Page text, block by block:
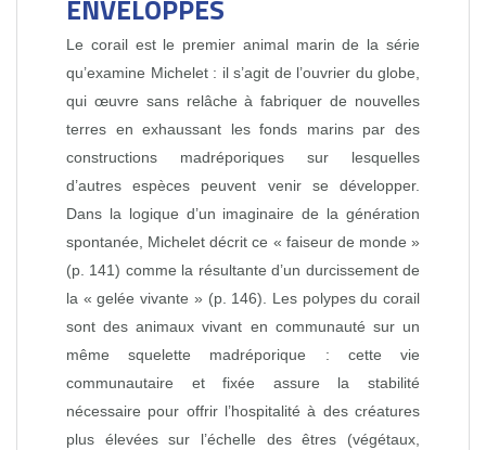
ENVELOPPES
Le corail est le premier animal marin de la série
qu’examine Michelet : il s’agit de l’ouvrier du globe,
qui œuvre sans relâche à fabriquer de nouvelles
terres en exhaussant les fonds marins par des
constructions madréporiques sur lesquelles
d’autres espèces peuvent venir se développer.
Dans la logique d’un imaginaire de la génération
spontanée, Michelet décrit ce « faiseur de monde »
(p. 141) comme la résultante d’un durcissement de
la « gelée vivante » (p. 146). Les polypes du corail
sont des animaux vivant en communauté sur un
même squelette madréporique : cette vie
communautaire et fixée assure la stabilité
nécessaire pour offrir l’hospitalité à des créatures
plus élevées sur l’échelle des êtres (végétaux,